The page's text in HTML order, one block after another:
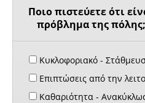
Ποιο πιστεύετε ότι
πρόβλημα της πόλης;
Κυκλοφοριακό -
Επιπτώσεις από την
Καθαριότητα -